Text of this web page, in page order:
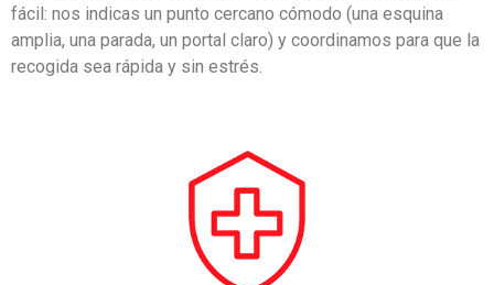
fácil: nos indicas un punto cercano cómodo (una esquina
amplia, una parada, un portal claro) y coordinamos para que la
recogida sea rápida y sin estrés.